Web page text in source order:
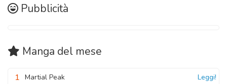
Capitolo 19
Pubblicità
Manga del mese
1 Martial Peak Leggi!